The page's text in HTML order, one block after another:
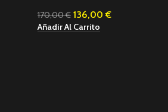
170,00€ 136,00€
Añadir Al Carrito